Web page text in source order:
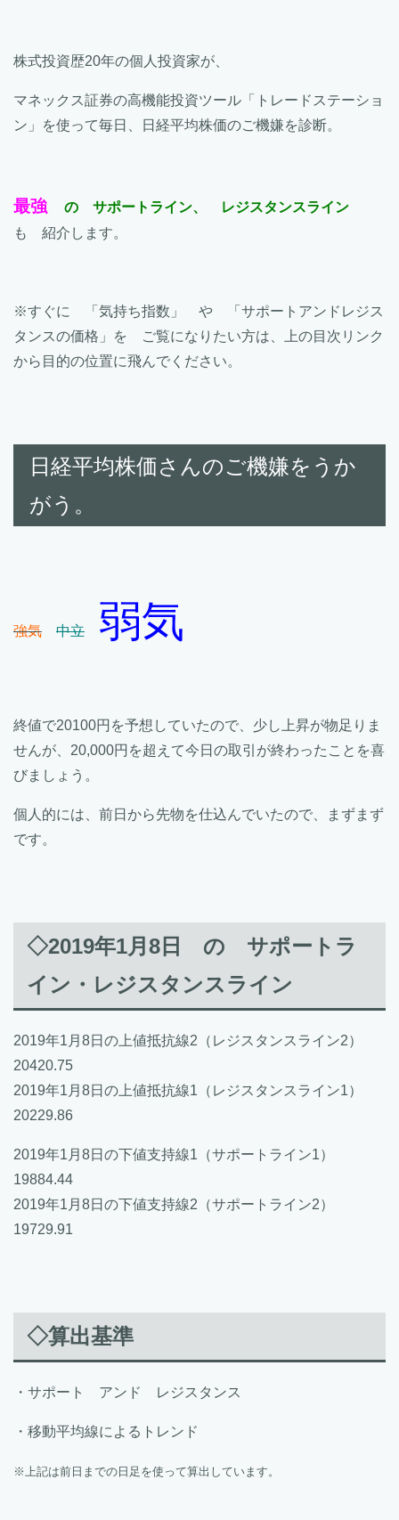
株式投資歴20年の個人投資家が、
マネックス証券の高機能投資ツール「トレードステーショ
ン」を使って毎日、日経平均株価のご機嫌を診断。
最強
の サポートライン、 レジスタンスライン
も 紹介します。
※すぐに 「気持ち指数」 や 「サポートアンドレジス
タンスの価格」を ご覧になりたい方は、上の目次リンク
から目的の位置に飛んでください。
日経平均株価さんのご機嫌をうか
がう。
強気 中立 弱気
終値で20100円を予想していたので、少し上昇が物足りま
せんが、20,000円を超えて今日の取引が終わったことを喜
びましょう。
個人的には、前日から先物を仕込んでいたので、まずまず
です。
◇2019年1月8日 の サポートラ
イン・レジスタンスライン
2019年1月8日の上値抵抗線2（レジスタンスライン2）
20420.75
2019年1月8日の上値抵抗線1（レジスタンスライン1）
20229.86
2019年1月8日の下値支持線1（サポートライン1）
19884.44
2019年1月8日の下値支持線2（サポートライン2）
19729.91
◇算出基準
・サポート アンド レジスタンス
・移動平均線によるトレンド
※上記は前日までの日足を使って算出しています。